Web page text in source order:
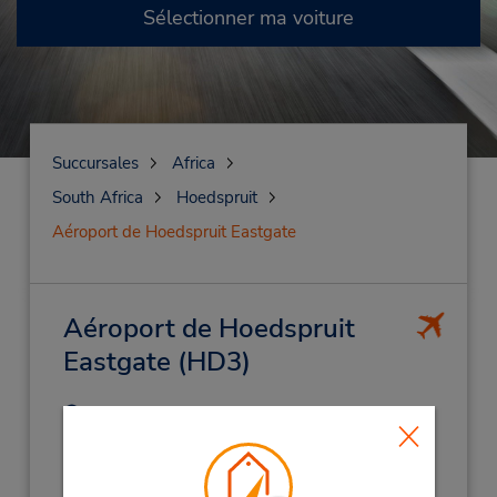
Sélectionner ma voiture
Succursales
Africa
South Africa
Hoedspruit
Aéroport de Hoedspruit Eastgate
Aéroport de Hoedspruit
Eastgate (HD3)
S Africa